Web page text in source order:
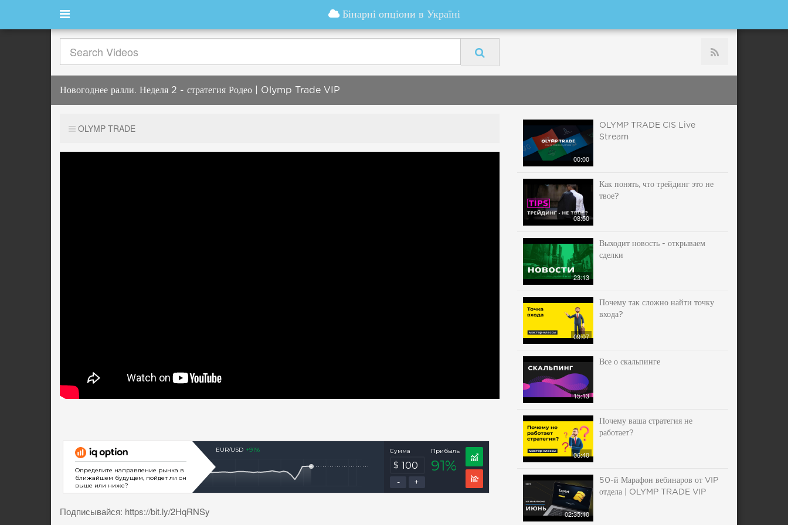
Бінарні опціони в Україні
Новогоднее ралли. Неделя 2 - стратегия Родео | Olymp Trade VIP
OLYMP TRADE
Подписывайся: https://bit.ly/2HqRNSy
00:00
OLYMP TRADE CIS Live
Stream
08:50
Как понять, что трейдинг это не
твое?
23:13
Выходит новость - открываем
сделки
09:07
Почему так сложно найти точку
входа?
15:13
Все о скальпинге
06:40
Почему ваша стратегия не
работает?
02:35:10
50-й Марафон вебинаров от VIP
отдела | OLYMP TRADE VIP